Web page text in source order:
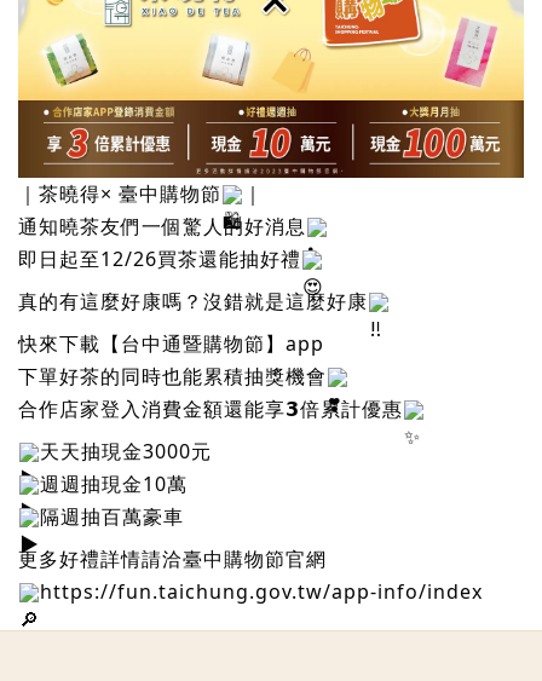
｜茶曉得× 臺中購物節
｜
通知曉茶友們一個驚人的好消息
即日起至12/26買茶還能抽好禮
真的有這麼好康嗎？沒錯就是這麼好康
快來下載【台中通暨購物節】app
下單好茶的同時也能累積抽獎機會
合作店家登入消費金額還能享𝟯倍累計優惠
天天抽現金3000元
週週抽現金10萬
隔週抽百萬豪車
更多好禮詳情請洽臺中購物節官網
https://fun.taichung.gov.tw/app-info/index